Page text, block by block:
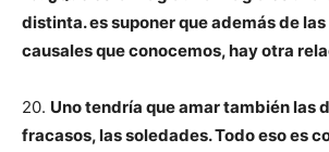
distinta. es suponer que además de
causales que conocemos, hay otra
20. Uno tendría que amar también las
fracasos, las soledades. Todo eso es